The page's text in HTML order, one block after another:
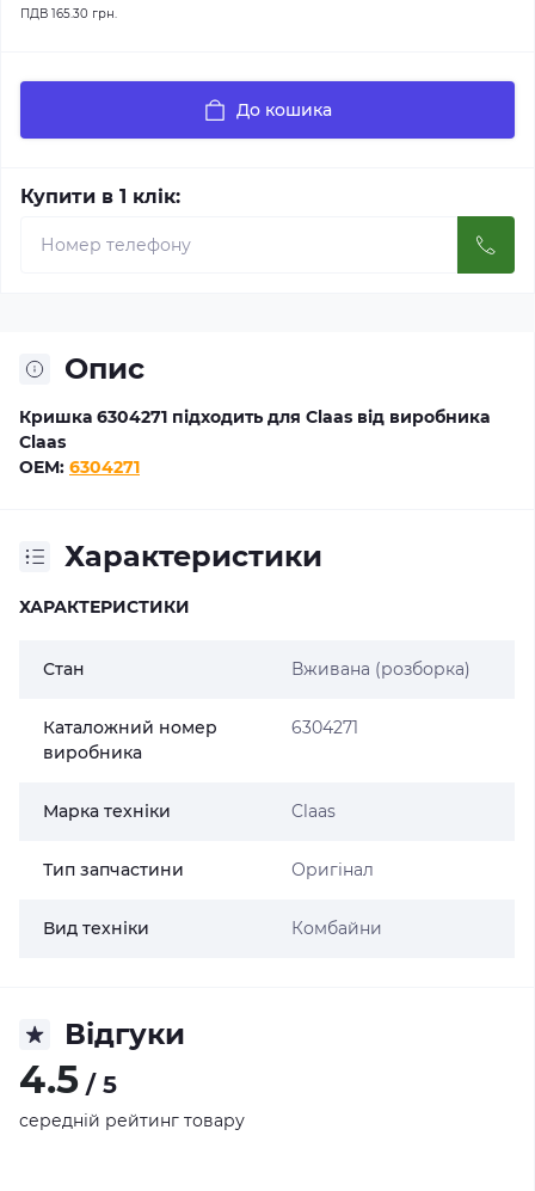
ПДВ 165.30 грн.
До кошика
Купити в 1 клік:
Опис
Кришка 6304271 підходить для Claas від виробника
Claas
OEM: 6304271
Характеристики
ХАРАКТЕРИСТИКИ
Стан Вживана (розборка)
Каталожний номер
виробника
6304271
Марка техніки Claas
Тип запчастини Оригінал
Вид техніки Комбайни
Відгуки
4.5 / 5
середній рейтинг товару